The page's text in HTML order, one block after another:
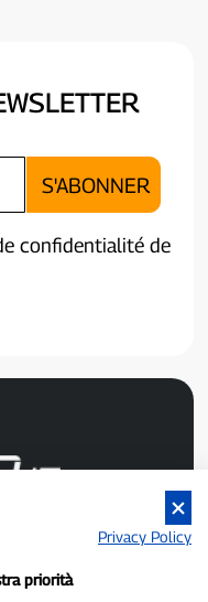
confidentialité de
Privacy Policy
priorità